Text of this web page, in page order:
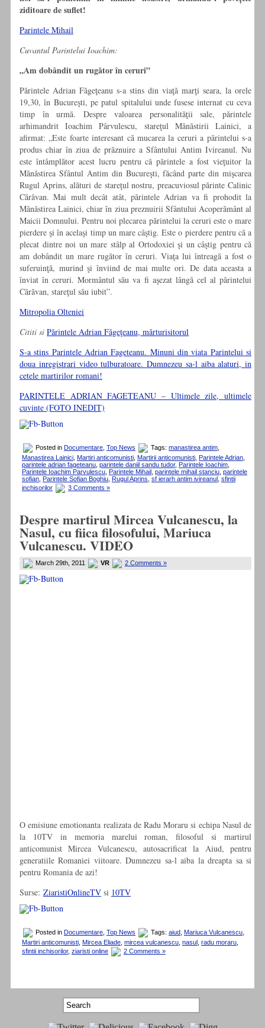
ziditoare de suflet!
Parintele Mihail
Cuvantul Parintelui Ioachim:
„Am dobândit un rugător în ceruri”
Părintele Adrian Făgeţeanu s-a stins din viaţă marţi seara, la orele
19,30, în Bucureşti, pe patul spitalului unde fusese internat cu ceva
timp în urmă. Despre valoarea personalităţii sale, părintele
arhimandrit Ioachim Pârvulescu, stareţul Mănăstirii Lainici, a
afirmat: „Este foarte interesant că mucarea la ceruri a părintelui s-a
produs chiar în ziua de prăznuire a Sfântului Antim Ivireanul. Nu
este întâmplător acest lucru pentru că părintele a fost vieţuitor la
Mănăstirea Sfântul Antim din Bucureşti, făcând parte din mişcarea
Rugul Aprins, alături de stareţul nostru, preacuviosul părinte Calinic
Cărăvan. Mai mult decât atât, părintele Adrian va fi prohodit la
Mănăstirea Lainici, chiar în ziua preznuirii Sfântului Acoperământ al
Maicii Domnului. Pentru noi plecarea părintelui la ceruri este o mare
pierdere şi în acelaşi timp un mare câştig. Este o pierdere pentru că a
plecat dintre noi un mare stâlp al Ortodoxiei şi un câştig pentru că
am dobândit un mare rugător în ceruri. Viaţa lui întreagă a fost o
suferuinţă, murind şi înviind de mai multe ori. De data aceasta a
înviat în ceruri. Mormântul său va fi aşezat lângă cel al părintelui
Cărăvan, stareţul său iubit”.
Mitropolia Olteniei
Cititi si Părintele Adrian Făgeţeanu, mărturisitorul
S-a stins Parintele Adrian Fageteanu. Minuni din viata Parintelui si
doua inregistrari video tulburatoare. Dumnezeu sa-l aiba alaturi, in
cetele martirilor romani!
PARINTELE ADRIAN FAGETEANU – Ultimele zile, ultimele
cuvinte (FOTO INEDIT)
Posted in Documentare Top News Tags: manastirea antim
Manastirea Lainici Martiri anticomunisti Martirii anticomunisti Parintele Adrian
parintele adrian fageteanu parintele daniil sandu tudor, Parintele Ioachim
Parintele Ioachim Parvulescu
Parintele Mihail parintele mihail stanciu parintele
sofian
Parintele Sofian Boghiu Rugul Aprins sf ierarh antim ivireanul
sfintii
inchisorilor
3 Comments »
Despre martirul Mircea Vulcanescu, la
Nasul, cu fiica filosofului, Mariuca
Vulcanescu. VIDEO
March 29th, 2011 VR 2 Comments »
O emisiune emotionanta realizata de Radu Moraru si echipa Nasul de
la 10TV in memoria marelui roman, filosoful si martirul
anticomunist Mircea Vulcanescu, autosacrificat la Aiud, pentru
generatiile Romaniei viitoare. Dumnezeu sa-l aiba la dreapta sa si
pentru Romania de azi!
Surse: ZiaristiOnlineTV si 10TV
Posted in Documentare Top News Tags: aiud Mariuca Vulcanescu
Martiri anticomunisti Mircea Eliade mircea vulcanescu nasul radu moraru
sfintii inchisorilor, ziaristi online 2 Comments »